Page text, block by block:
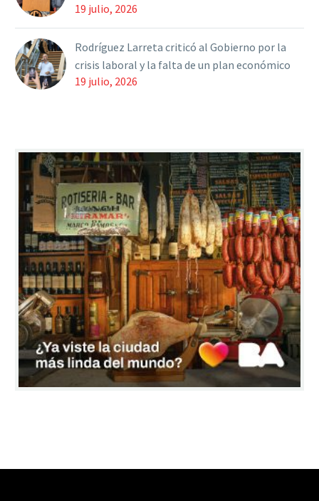
19 julio, 2026
Rodríguez Larreta criticó al Gobierno por la
crisis laboral y la falta de un plan económico
19 julio, 2026